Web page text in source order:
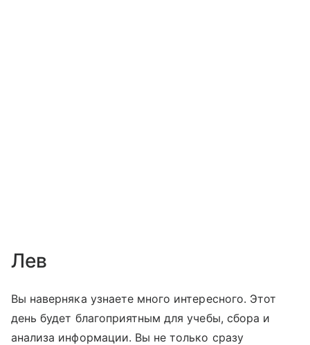
Лев
Вы наверняка узнаете много интересного. Этот
день будет благоприятным для учебы, сбора и
анализа информации. Вы не только сразу